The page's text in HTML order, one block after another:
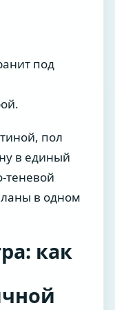
под
пол
в единый
теневой
в одном
как